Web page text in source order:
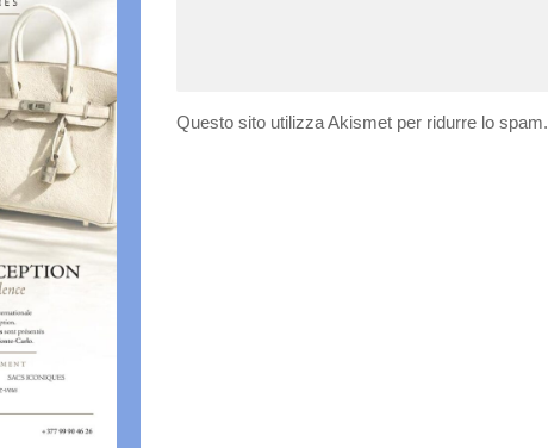
Questo sito utilizza Akismet per ridurre lo spam.